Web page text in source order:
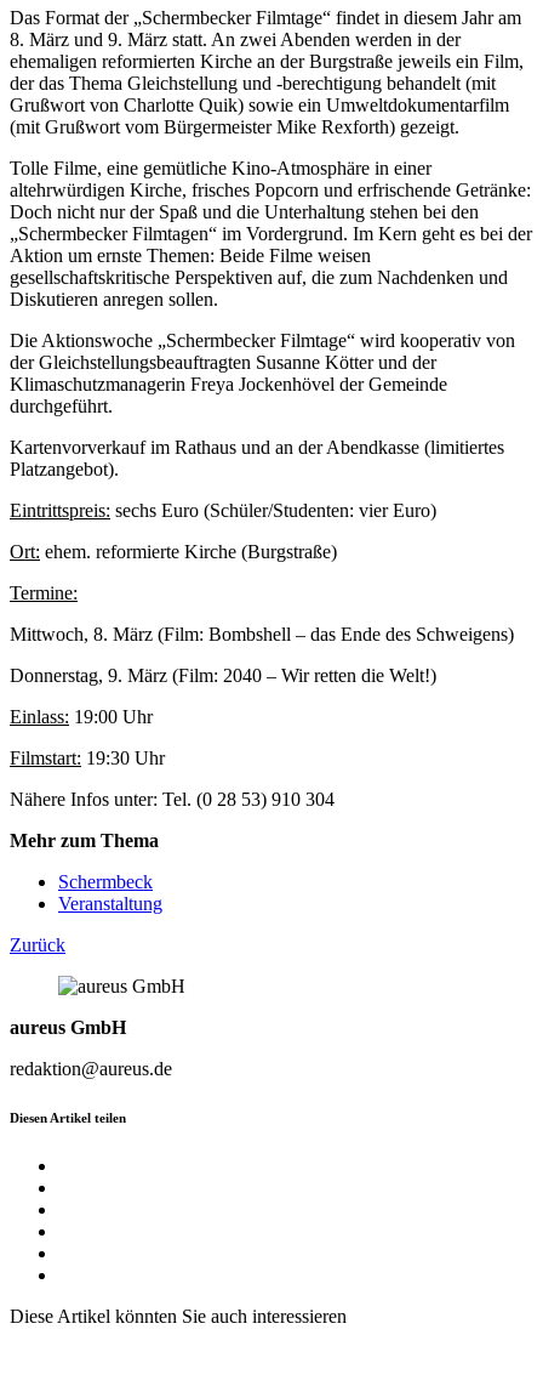
Das Format der „Schermbecker Filmtage“ findet in diesem Jahr am
8. März und 9. März statt. An zwei Abenden werden in der
ehemaligen reformierten Kirche an der Burgstraße jeweils ein Film,
der das Thema Gleichstellung und -berechtigung behandelt (mit
Grußwort von Charlotte Quik) sowie ein Umweltdokumentarfilm
(mit Grußwort vom Bürgermeister Mike Rexforth) gezeigt.
Tolle Filme, eine gemütliche Kino-Atmosphäre in einer
altehrwürdigen Kirche, frisches Popcorn und erfrischende Getränke:
Doch nicht nur der Spaß und die Unterhaltung stehen bei den
„Schermbecker Filmtagen“ im Vordergrund. Im Kern geht es bei der
Aktion um ernste Themen: Beide Filme weisen
gesellschaftskritische Perspektiven auf, die zum Nachdenken und
Diskutieren anregen sollen.
Die Aktionswoche „Schermbecker Filmtage“ wird kooperativ von
der Gleichstellungsbeauftragten Susanne Kötter und der
Klimaschutzmanagerin Freya Jockenhövel der Gemeinde
durchgeführt.
Kartenvorverkauf im Rathaus und an der Abendkasse (limitiertes
Platzangebot).
Eintrittspreis: sechs Euro (Schüler/Studenten: vier Euro)
Ort: ehem. reformierte Kirche (Burgstraße)
Termine:
Mittwoch, 8. März (Film: Bombshell – das Ende des Schweigens)
Donnerstag, 9. März (Film: 2040 – Wir retten die Welt!)
Einlass: 19:00 Uhr
Filmstart: 19:30 Uhr
Nähere Infos unter: Tel. (0 28 53) 910 304
Mehr zum Thema
Schermbeck
Veranstaltung
Zurück
aureus GmbH
redaktion@aureus.de
Diesen Artikel teilen
Diese Artikel könnten Sie auch interessieren